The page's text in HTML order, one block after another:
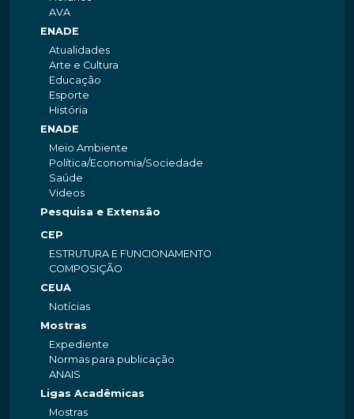
AVA
ENADE
Atualidades
Arte e Cultura
Educação
Esporte
História
ENADE
Meio Ambiente
Política/Economia/Sociedade
Saúde
Videos
Pesquisa e Extensão
CEP
ESTRUTURA E FUNCIONAMENTO
COMPOSIÇÃO
CEUA
Notícias
Mostras
Expediente
Normas para publicação
ANAIS
Ligas Acadêmicas
Mostras